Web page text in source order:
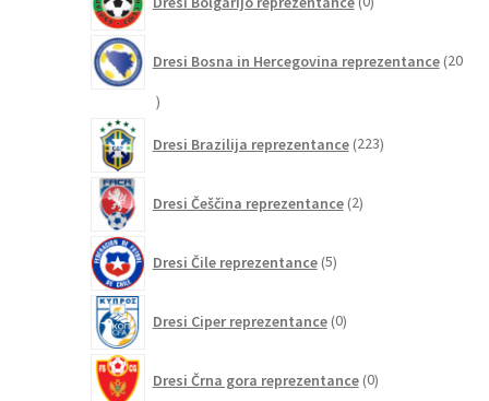
izdelkov
Dresi Bosna in Hercegovina reprezentance 20
20
Dresi Brazilija reprezentance 223izdelkov
Dresi Češčina reprezentance 2izdelka
Dresi Čile reprezentance 5izdelkov
Dresi Ciper reprezentance 0izdelkov
Dresi Črna gora reprezentance 0izdelkov